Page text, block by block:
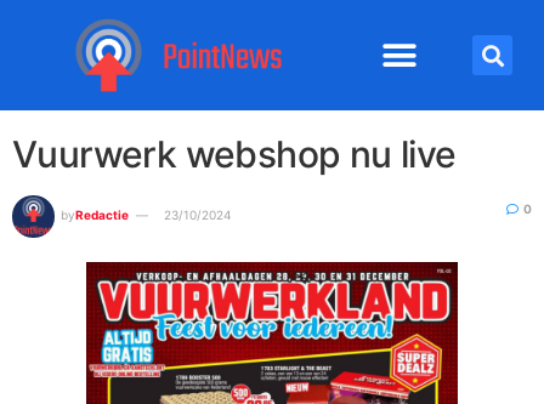
Vuurwerk webshop nu live
byRedactie 23/10/2024 0